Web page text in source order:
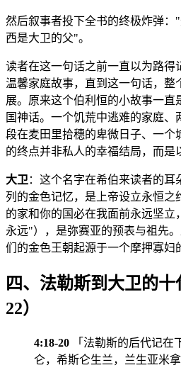
然后叙事者投下全书的终极炸弹：
西是大卫的父"。
读者在这一句话之前一直以为路得
温馨家庭故事，直到这一句话，整
展。原来这个伯利恒的小故事一直
国神话。一个饥荒中逃难的家庭
段在麦田里拾穗的卑微日子、一个
的终点并非私人的幸福结局，而是
大卫 ：这个名字在希伯来读者的
列的金色记忆，是上帝设立永恒之
的家和你的国必在我面前永远坚立
永远"），是弥赛亚的预表与祖先
们的金色王朝起源于一个摩押寡妇
四、法勒斯到大卫的
22）
4:18-20 「法勒斯的后代记在
仑，希斯仑生兰，兰生亚米